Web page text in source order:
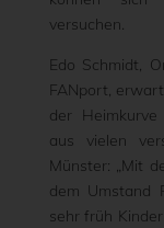
versuchen.
Edo Schmidt,
FANport,
der
aus vielen
Münster: „Mit
dem Umstand
sehr früh